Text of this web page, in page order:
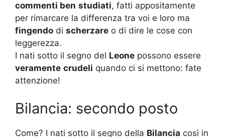
commenti ben studiati, fatti appositamente
per rimarcare la differenza tra voi e loro ma
fingendo di scherzare o di dire le cose con
leggerezza.
I nati sotto il segno del Leone possono essere
veramente crudeli quando ci si mettono: fate
attenzione!
Bilancia: secondo posto
Come? I nati sotto il segno della Bilancia così in